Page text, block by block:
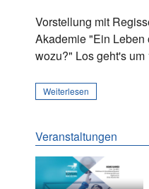
Vorstellung mit
Akademie "Ein Leben
wozu?" Los geht's
Weiterlesen
Veranstaltungen